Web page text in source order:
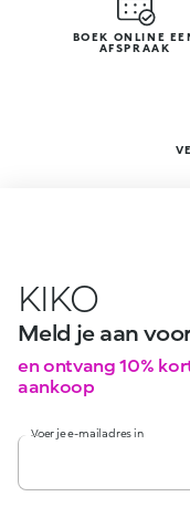
BOEK ONLINE
AFSPRAAK
KIKO
Meld je aan
en ontvang 10%
aankoop
Voer je e-mailadres in